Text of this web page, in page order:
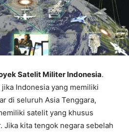
Satelit Militer Indonesia.
Indonesia yang memiliki
di seluruh Asia Tenggara,
satelit yang khusus
Jika kita tengok negara sebelah